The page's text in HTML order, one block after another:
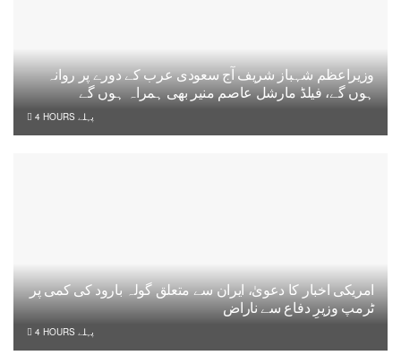
وزیراعظم شہباز شریف آج سعودی عرب کے دورے پر روانہ
ہوں گے، فیلڈ مارشل عاصم منیر بھی ہمراہ ہوں گے
4 HOURS پہلے
امریکی اخبار کا دعویٰ، ایران سے متعلق گولہ بارود کی کمی پر
ٹرمپ وزیرِ دفاع سے ناراض
4 HOURS پہلے